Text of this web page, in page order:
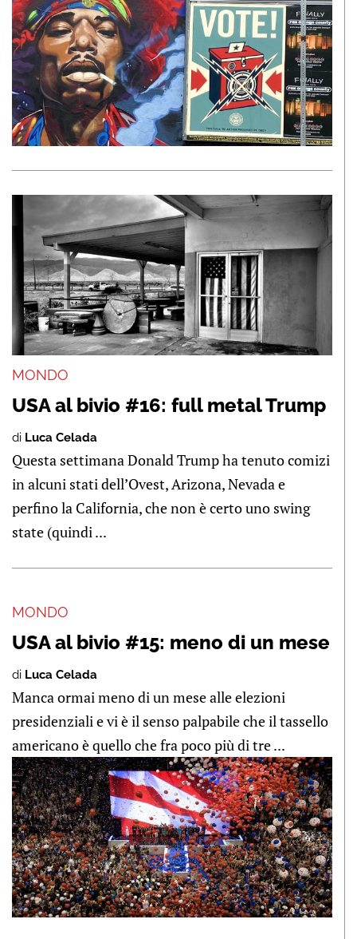
MONDO
USA al bivio #16: full metal Trump
di Luca Celada
Questa settimana Donald Trump ha tenuto comizi
in alcuni stati dell’Ovest, Arizona, Nevada e
perfino la California, che non è certo uno swing
state (quindi ...
MONDO
USA al bivio #15: meno di un mese
di Luca Celada
Manca ormai meno di un mese alle elezioni
presidenziali e vi è il senso palpabile che il tassello
americano è quello che fra poco più di tre ...